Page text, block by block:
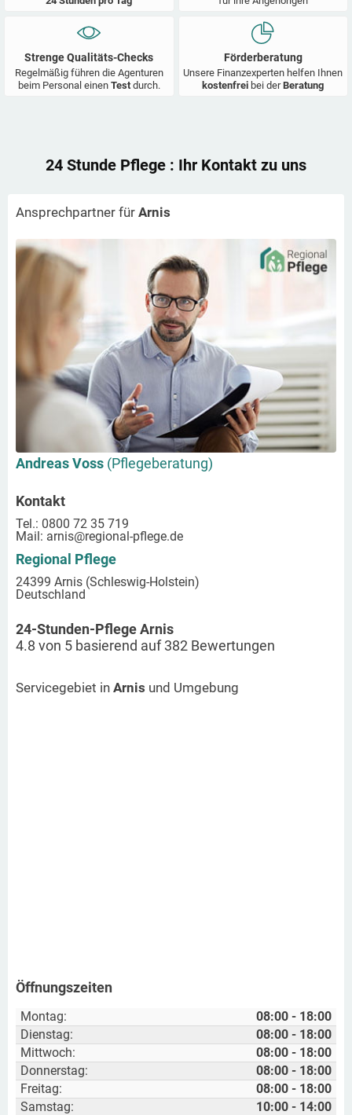
Strenge Qualitäts-Checks
Regelmäßig führen die Agenturen
beim Personal einen Test durch.
Förderberatung
Unsere Finanzexperten helfen Ihnen
kostenfrei bei derBeratung
24 Stunde Pflege : Ihr Kontakt zu uns
Ansprechpartner für Arnis
Andreas Voss (Pflegeberatung)
Kontakt
Tel.: 0800 72 35 719
Mail: arnis@regional-pflege.de
Regional Pflege
24399 Arnis (Schleswig-Holstein)
Deutschland
24-Stunden-Pflege Arnis
4.8 von 5 basierend auf382 Bewertungen
Servicegebiet in Arnis und Umgebung
Öffnungszeiten
Montag:
08:00 - 18:00
Dienstag:
08:00 - 18:00
Mittwoch:
08:00 - 18:00
Donnerstag:
08:00 - 18:00
Freitag:
08:00 - 18:00
Samstag:
10:00 - 14:00